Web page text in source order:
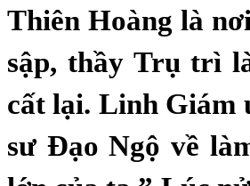
Thiên Hoàng là
sập, thầy Trụ trì
cất lại. Linh Giám
sư Đạo Ngộ về